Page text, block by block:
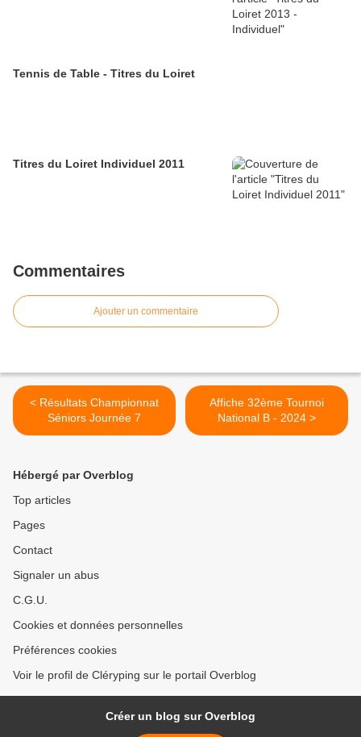
Tennis de Table - Titres du Loiret
Titres du Loiret Individuel 2011
Commentaires
Ajouter un commentaire
< Résultats Championnat
Séniors Journée 7
Affiche 32ème Tournoi
National B - 2024 >
Hébergé par Overblog
Top articles
Pages
Contact
Signaler un abus
C.G.U.
Cookies et données personnelles
Préférences cookies
Voir le profil de Cléryping sur le portail Overblog
Créer un blog sur Overblog